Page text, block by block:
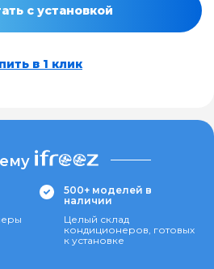
с установкой
в 1 клик
500+ моделей в
наличии
Целый склад
кондиционеров, готовых
к установке